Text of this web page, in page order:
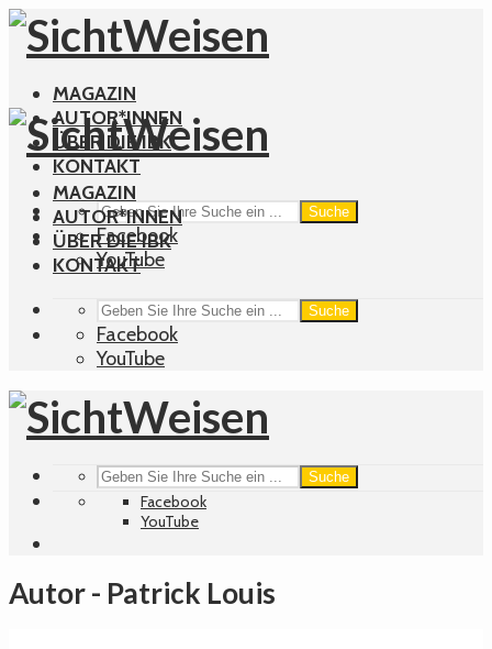
MAGAZIN
AUTOR*INNEN
ÜBER DIE IBK
KONTAKT
Suche
Facebook
YouTube
MAGAZIN
AUTOR*INNEN
ÜBER DIE IBK
KONTAKT
Suche
Facebook
YouTube
Suche
Facebook
YouTube
Autor - Patrick Louis